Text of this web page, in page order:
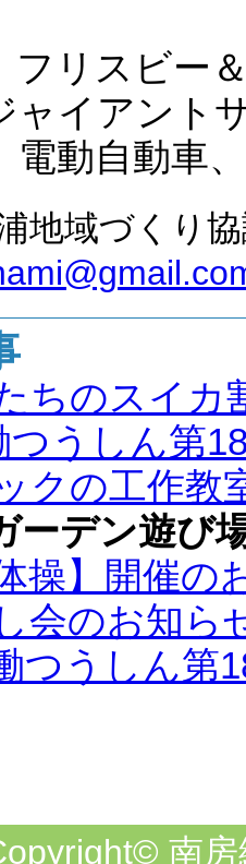
フリスビー
ャイアント
電動自動車
地域づくり
ちのスイ
うしん第
クの工作
ーデン遊び
操】開催の
会のお知
つうしん第
南